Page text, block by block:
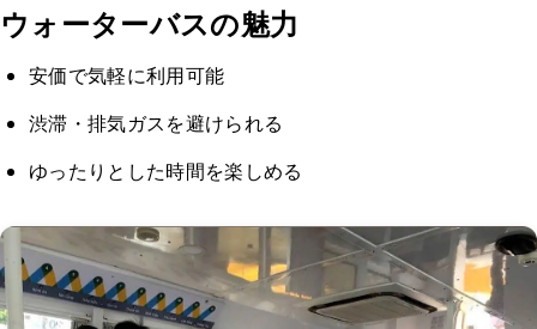
ウォーターバスの魅力
安価で気軽に利用可能
渋滞・排気ガスを避けられる
ゆったりとした時間を楽しめる